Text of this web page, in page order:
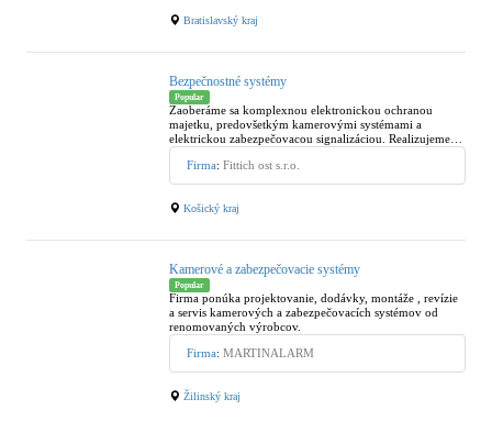
Bratislavský kraj
Bezpečnostné systémy
Popular
Zaoberáme sa komplexnou elektronickou ochranou
majetku, predovšetkým kamerovými systémami a
elektrickou zabezpečovacou signalizáciou. Realizujeme
tiež inštalácie elektrickej požiarnej signalizácie (EPS)...
Firma: Fittich ost s.r.o.
Košický kraj
Kamerové a zabezpečovacie systémy
Popular
Firma ponúka projektovanie, dodávky, montáže , revízie
a servis kamerových a zabezpečovacích systémov od
renomovaných výrobcov.
Firma: MARTINALARM
Žilinský kraj